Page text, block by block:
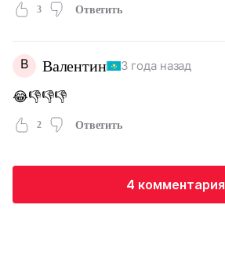
3 Ответить
В Валентин 3 года назад
😂👎👎👎
2 Ответить
4 комментария